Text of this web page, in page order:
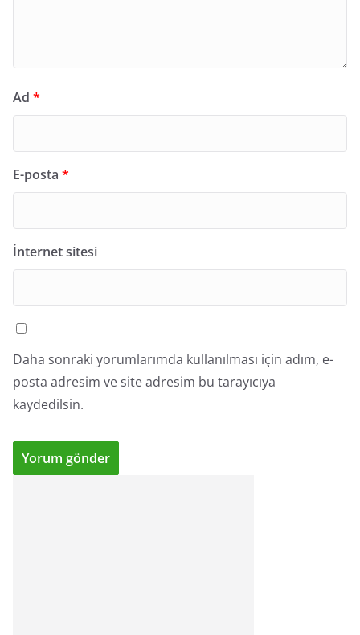
Ad *
E-posta *
İnternet sitesi
Daha sonraki yorumlarımda kullanılması için adım, e-
posta adresim ve site adresim bu tarayıcıya
kaydedilsin.